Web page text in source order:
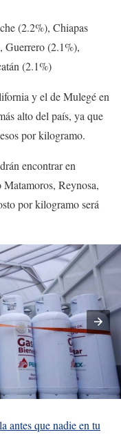
(2.2%), Chiapas
(2.1%),
(2.1%)
y el de Mulegé en
alto del país, ya que
por kilogramo.
encontrar en
Reynosa,
por kilogramo será
antes que nadie en tu